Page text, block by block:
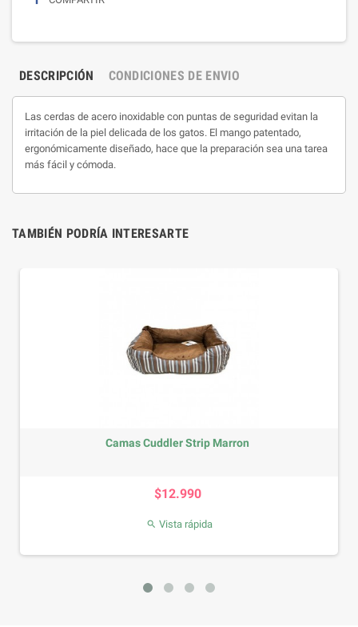
DESCRIPCIÓN CONDICIONES DE ENVIO
Las cerdas de acero inoxidable con puntas de seguridad evitan la
irritación de la piel delicada de los gatos. El mango patentado,
ergonómicamente diseñado, hace que la preparación sea una tarea
más fácil y cómoda.
TAMBIÉN PODRÍA INTERESARTE
Camas Cuddler Strip Marron
$12.990
 Vista rápida